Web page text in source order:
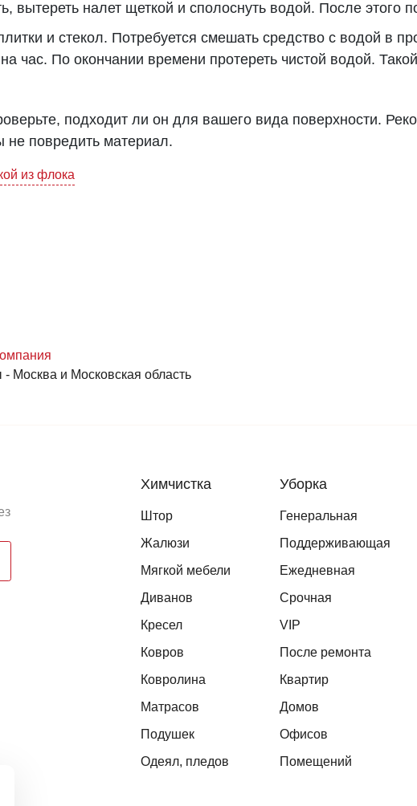
вытереть налет щеткой и сполоснуть водой. После этого
и стекол. Потребуется смешать средство с водой в
на час. По окончании времени протереть чистой водой.
подходит ли он для вашего вида поверхности.
не повредить материал.
из флока
- Москва и Московская область
Химчистка
Штор
Жалюзи
Мягкой мебели
Диванов
Кресел
Ковров
Ковролина
Матрасов
Подушек
Одеял, пледов
Уборка
Генеральная
Поддерживающая
Ежедневная
Срочная
VIP
После ремонта
Квартир
Домов
Офисов
Помещений